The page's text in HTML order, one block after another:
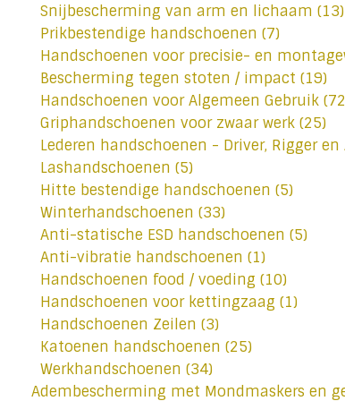
Snijbescherming van arm en lichaam (13)
Prikbestendige handschoenen (7)
Handschoenen voor precisie- en
Bescherming tegen stoten / impact (19)
Handschoenen voor Algemeen Gebruik
Griphandschoenen voor zwaar werk (25)
Lederen handschoenen - Driver, Rigger
Lashandschoenen (5)
Hitte bestendige handschoenen (5)
Winterhandschoenen (33)
Anti-statische ESD handschoenen (5)
Anti-vibratie handschoenen (1)
Handschoenen food / voeding (10)
Handschoenen voor kettingzaag (1)
Handschoenen Zeilen (3)
Katoenen handschoenen (25)
Werkhandschoenen (34)
Adembescherming met Mondmaskers en